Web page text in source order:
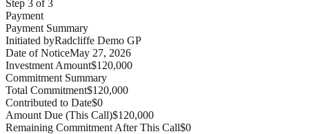
Step 3 of 3
Payment
Payment Summary
Initiated byRadcliffe Demo GP
Date of NoticeMay 27, 2026
Investment Amount$120,000
Commitment Summary
Total Commitment$120,000
Contributed to Date$0
Amount Due (This Call)$120,000
Remaining Commitment After This Call$0